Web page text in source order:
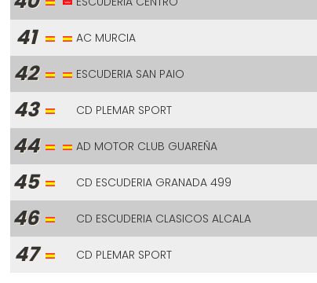
41 AC MURCIA
42 ESCUDERIA SAN PAIO
43 CD PLEMAR SPORT
44 AD MOTOR CLUB GUAREÑA
45 CD ESCUDERIA GRANADA 499
46 CD ESCUDERIA CLASICOS ALCALA
47 CD PLEMAR SPORT